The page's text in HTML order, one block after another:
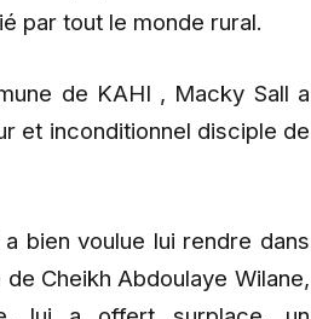
par tout le monde rural.
de KAHI , Macky Sall a
et inconditionnel disciple de
bien voulue lui rendre dans
Cheikh Abdoulaye Wilane,